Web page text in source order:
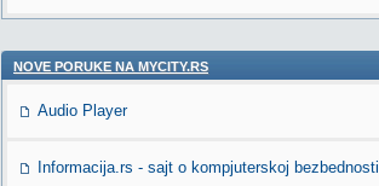
NOVE PORUKE NA MYCITY.RS
Audio Player
Informacija.rs - sajt o kompjuterskoj bezbednosti